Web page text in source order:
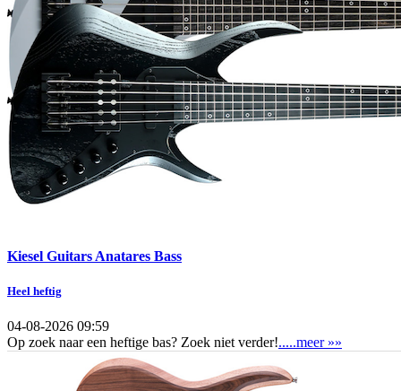
Kiesel Guitars Anatares Bass
Heel heftig
04-08-2026 09:59
Op zoek naar een heftige bas? Zoek niet verder!.....meer »»